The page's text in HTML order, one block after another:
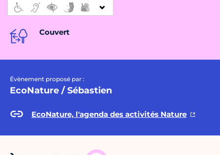
Couvert
Évènement proposé par :
EcoNature / Sébastien
EcoNature, l'agenda des activités Nature